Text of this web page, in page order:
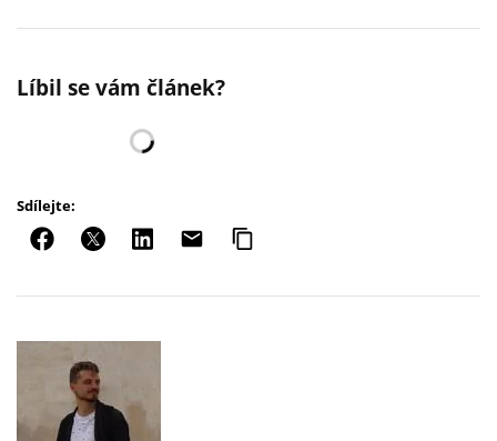
Líbil se vám článek?
Sdílejte: